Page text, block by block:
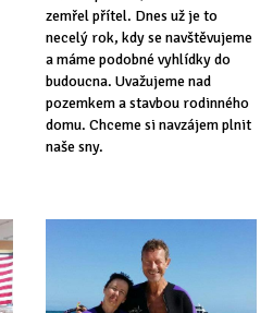
zemřel přítel. Dnes už je to
necelý rok, kdy se navštěvujeme
a máme podobné vyhlídky do
budoucna. Uvažujeme nad
pozemkem a stavbou rodinného
domu. Chceme si navzájem plnit
naše sny.